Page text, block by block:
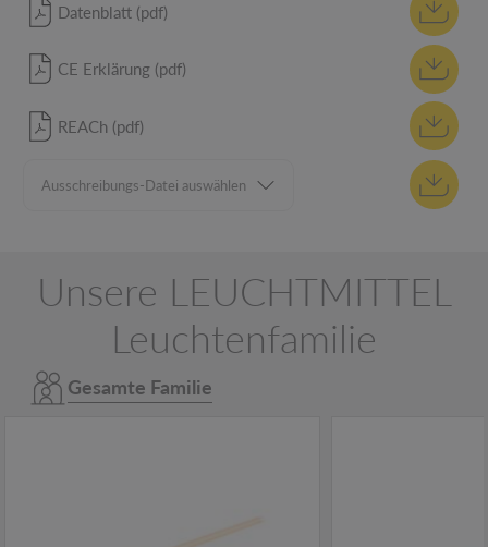
Datenblatt (pdf)
CE Erklärung (pdf)
REACh (pdf)
Unsere LEUCHTMITTEL
Leuchtenfamilie
Gesamte Familie